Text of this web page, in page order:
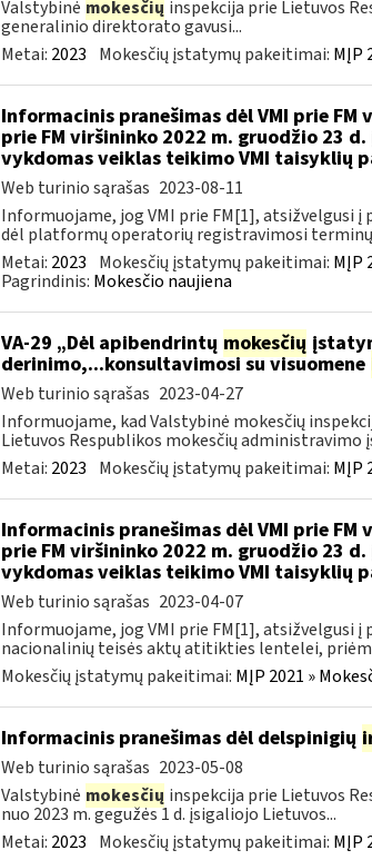
Valstybinė mokesčių inspekcija prie Lietuvos
generalinio direktorato gavusi...
Metai: 2023 Mokesčių įstatymų pakeitimai: MĮP
Informacinis pranešimas dėl VMI prie FM
prie FM viršininko 2022 m. gruodžio 23
vykdomas veiklas teikimo VMI taisyklių
Web turinio sąrašas 2023-08-11
Informuojame, jog VMI prie FM[1], atsižvelgusi
dėl platformų operatorių registravimosi
Metai: 2023 Mokesčių įstatymų pakeitimai: MĮP
Pagrindinis: Mokesčio naujiena
VA-29 „Dėl apibendrintų mokesčių
derinimo,...konsultavimosi su visuomene
Web turinio sąrašas 2023-04-27
Informuojame, kad Valstybinė mokesčių
Lietuvos Respublikos mokesčių administravimo
Metai: 2023 Mokesčių įstatymų pakeitimai: MĮP
Informacinis pranešimas dėl VMI prie FM
prie FM viršininko 2022 m. gruodžio 23
vykdomas veiklas teikimo VMI taisyklių
Web turinio sąrašas 2023-04-07
Informuojame, jog VMI prie FM[1], atsižvelgusi
nacionalinių teisės aktų atitikties lentelei,
Mokesčių įstatymų pakeitimai: MĮP 2021 »
Informacinis pranešimas dėl delspinigių
Web turinio sąrašas 2023-05-08
Valstybinė mokesčių inspekcija prie Lietuvos
nuo 2023 m. gegužės 1 d. įsigaliojo Lietuvos...
Metai: 2023 Mokesčių įstatymų pakeitimai: MĮP